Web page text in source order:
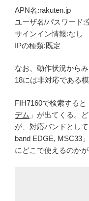
APN名:rakuten.jp
ユーザ名/パスワード:
サインイン情報:なし
IPの種類:既定
なお、動作状況から
18には非対応である
FIH7160で検索すると
デム 」が出てくる。
が、対応バンドとし
band EDGE, MSC33
にどこで使えるのかが